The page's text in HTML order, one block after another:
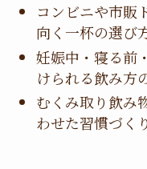
コンビニや市販
向く一杯の選び
妊娠中・寝る前
けられる飲み方
むくみ取り飲み
わせた習慣づくり